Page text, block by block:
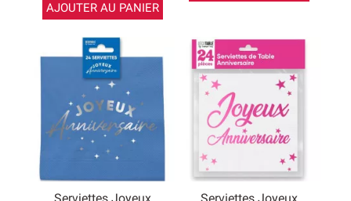
AJOUTER AU PANIER